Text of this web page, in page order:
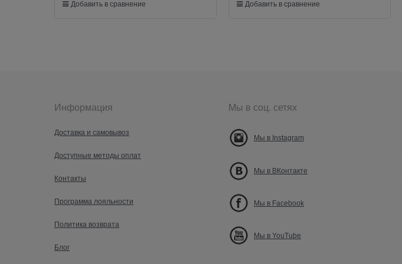
Добавить в сравнение Добавить в сравнение
Информация
Доставка и самовывоз
Доступные методы оплат
Контакты
Программа лояльности
Политика возврата
Блог
Мы в соц. сетях
Мы в Instagram
Мы в ВКонтакте
Мы в Facebook
Мы в YouTube